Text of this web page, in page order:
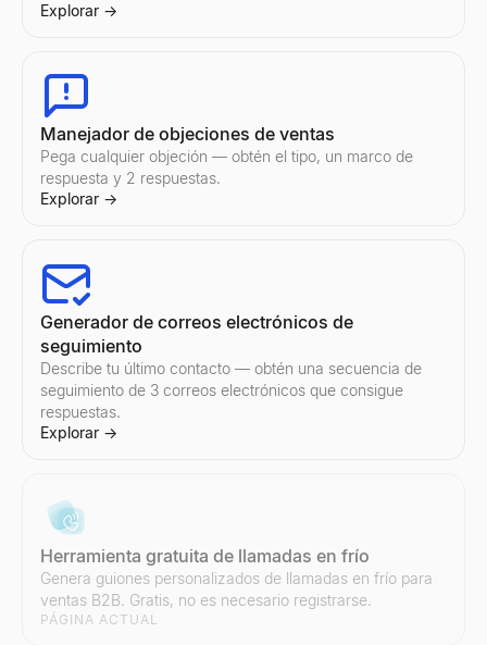
Explorar →
Manejador de objeciones de ventas
Pega cualquier objeción — obtén el tipo, un marco de
respuesta y 2 respuestas.
Explorar →
Generador de correos electrónicos de
seguimiento
Describe tu último contacto — obtén una secuencia de
seguimiento de 3 correos electrónicos que consigue
respuestas.
Explorar →
Herramienta gratuita de llamadas en frío
Genera guiones personalizados de llamadas en frío para
ventas B2B. Gratis, no es necesario registrarse.
PÁGINA ACTUAL